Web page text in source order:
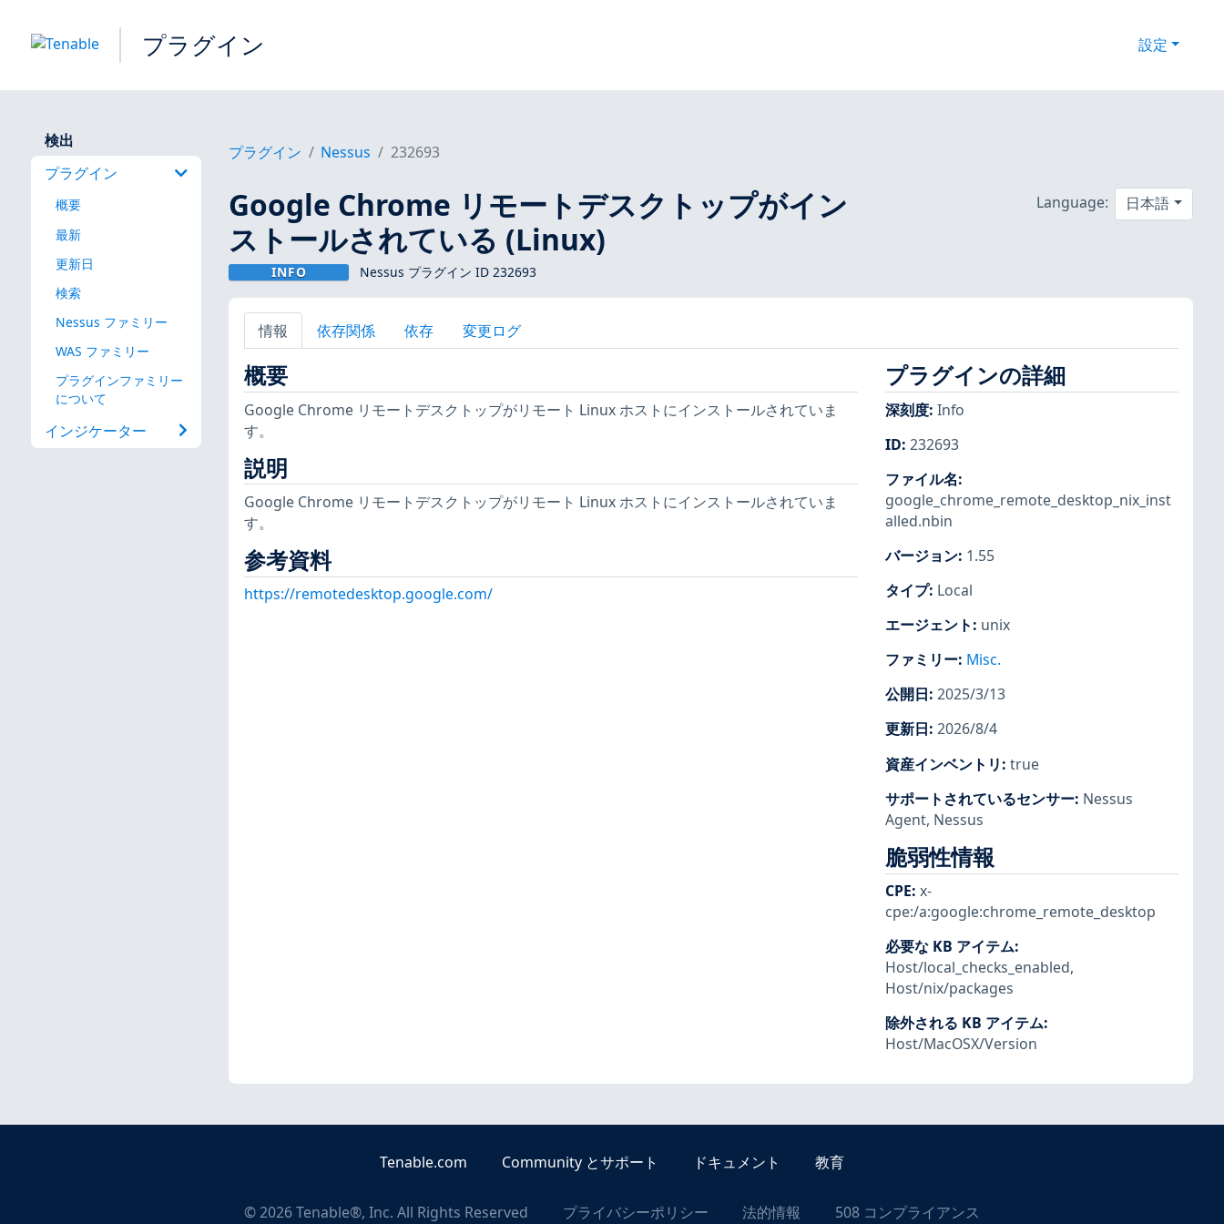
プラグイン 設定
検出
プラグイン
概要
最新
更新日
検索
Nessus ファミリー
WAS ファミリー
プラグインファミリー
について
インジケーター
プラグイン Nessus 232693
Google Chrome リモートデスクトップがイン
ストールされている (Linux)
INFO Nessus プラグイン ID 232693
Language: 日本語
情報 依存関係 依存 変更ログ
概要
Google Chrome リモートデスクトップがリモート Linux ホストにインストールされていま
す。
説明
Google Chrome リモートデスクトップがリモート Linux ホストにインストールされていま
す。
参考資料
https://remotedesktop.google.com/
プラグインの詳細
深刻度: Info
ID: 232693
ファイル名:
google_chrome_remote_desktop_nix_inst
alled.nbin
バージョン: 1.55
タイプ: Local
エージェント: unix
ファミリー: Misc.
公開日: 2025/3/13
更新日: 2026/8/4
資産インベントリ: true
サポートされているセンサー: Nessus
Agent, Nessus
脆弱性情報
CPE: x-
cpe:/a:google:chrome_remote_desktop
必要な KB アイテム:
Host/local_checks_enabled,
Host/nix/packages
除外される KB アイテム:
Host/MacOSX/Version
Tenable.com Community とサポート ドキュメント 教育
©2026Tenable®, Inc. All Rights Reserved プライバシーポリシー 法的情報 508 コンプライアンス